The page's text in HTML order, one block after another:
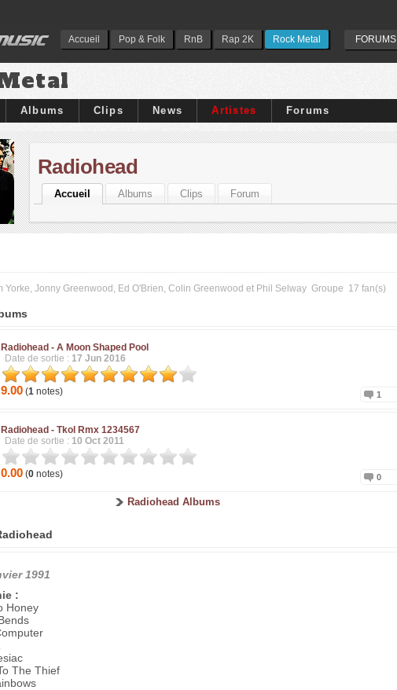
Accueil Pop & Folk RnB Rap 2K Rock Metal FORUMS
Albums Clips News Artistes Forums
Radiohead
Accueil Albums Clips Forum
Yorke, Jonny Greenwood, Ed O'Brien, Colin Greenwood et Phil Selway Groupe 17 fan(s)
Radiohead - A Moon Shaped Pool
Date de sortie : 17 Jun 2016
9.00 (1 notes) 1
Radiohead - Tkol Rmx 1234567
Date de sortie : 10 Oct 2011
0.00 (0 notes) 0
Radiohead Albums
1991
:
Honey
The Thief